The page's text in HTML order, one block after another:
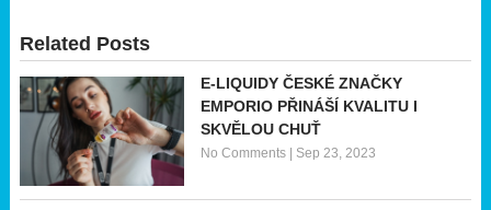
Related Posts
E-LIQUIDY ČESKÉ ZNAČKY
EMPORIO PŘINÁŠÍ KVALITU I
SKVĚLOU CHUŤ
No Comments| Sep 23, 2023